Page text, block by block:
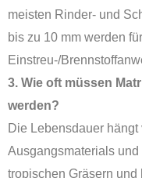
meisten Rinder- und
bis zu 10 mm werden
Einstreu-/
3. Wie oft müssen
werden?
Die Lebensdauer
Ausgangsmaterials
tropischen Gräsern